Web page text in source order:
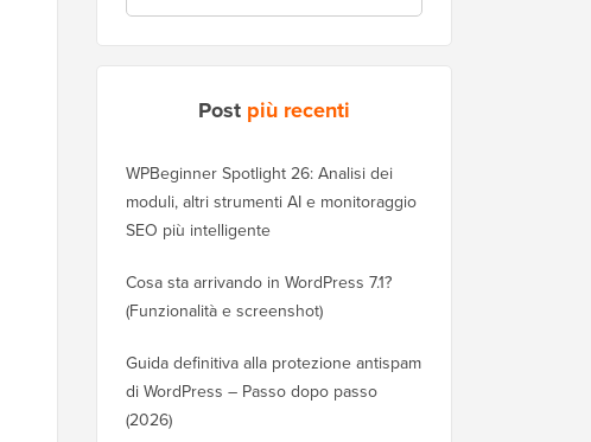
Post più recenti
WPBeginner Spotlight 26: Analisi dei
moduli, altri strumenti AI e monitoraggio
SEO più intelligente
Cosa sta arrivando in WordPress 7.1?
(Funzionalità e screenshot)
Guida definitiva alla protezione antispam
di WordPress – Passo dopo passo
(2026)